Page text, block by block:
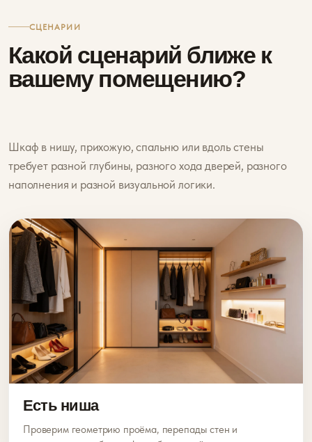
СЦЕНАРИИ
Какой сценарий ближе к
вашему помещению?
Шкаф в нишу, прихожую, спальню или вдоль стены
требует разной глубины, разного хода дверей, разного
наполнения и разной визуальной логики.
Есть ниша
Проверим геометрию проёма, перепады стен и